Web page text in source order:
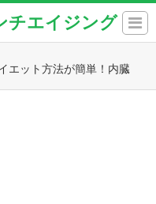
チエイジング
エット方法が簡単！内臓